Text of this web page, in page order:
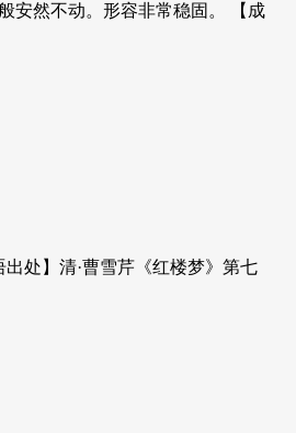
安然不动。形容非常稳固。 【成
处】清·曹雪芹《红楼梦》第七